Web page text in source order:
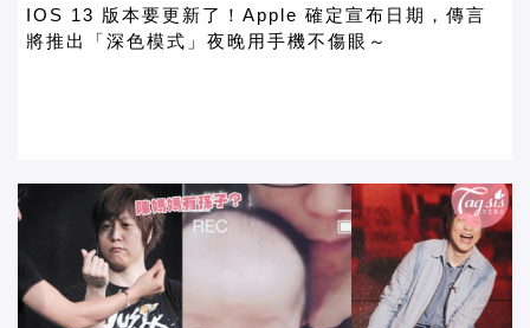
IOS 13 版本要更新了！Apple 確定宣布日期，傳言
將推出「深色模式」夜晚用手機不傷眼～